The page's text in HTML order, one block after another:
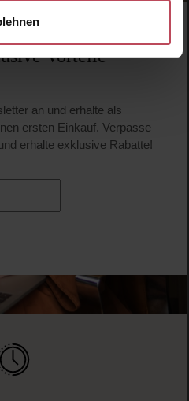
Vorteile
an und erhalte als
ersten Einkauf. Verpasse
erhalte exklusive Rabatte!